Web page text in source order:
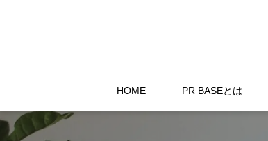
HOME PR BASEとは